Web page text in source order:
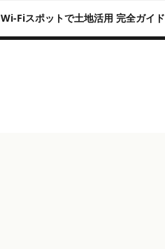
Wi-Fiスポットで土地活用 完全ガイド